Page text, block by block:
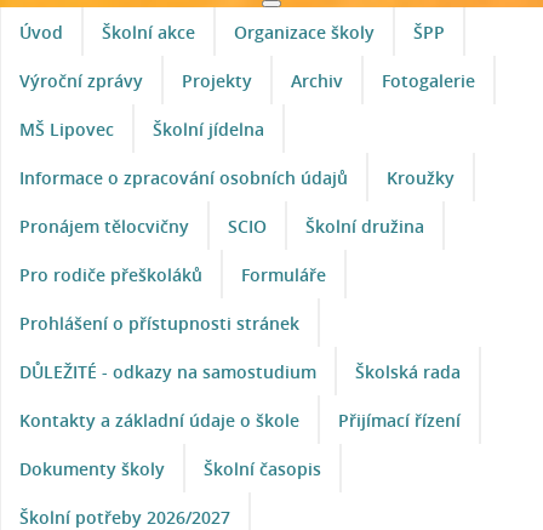
Úvod Školní akce Organizace školy ŠPP
Výroční zprávy Projekty Archiv Fotogalerie
MŠ Lipovec Školní jídelna
Informace o zpracování osobních údajů Kroužky
Pronájem tělocvičny SCIO Školní družina
Pro rodiče přeškoláků Formuláře
Prohlášení o přístupnosti stránek
DŮLEŽITÉ - odkazy na samostudium Školská rada
Kontakty a základní údaje o škole Přijímací řízení
Dokumenty školy Školní časopis
Školní potřeby 2026/2027